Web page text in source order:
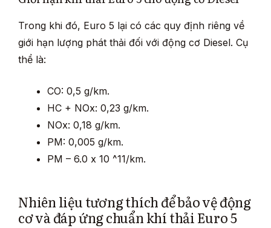
Trong khi đó, Euro 5 lại có các quy định riêng về
giới hạn lượng phát thải đối với động cơ Diesel. Cụ
thể là:
CO: 0,5 g/km.
HC + NOx: 0,23 g/km.
NOx: 0,18 g/km.
PM: 0,005 g/km.
PM – 6.0 x 10 ^11/km.
Nhiên liệu tương thích để bảo vệ động
cơ và đáp ứng chuẩn khí thải Euro 5